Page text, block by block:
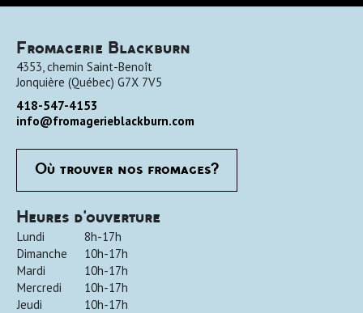
Fromagerie Blackburn
4353, chemin Saint-Benoît
Jonquière (Québec) G7X 7V5
418-547-4153
info@fromagerieblackburn.com
Où trouver nos fromages?
Heures d'ouverture
Lundi
8h-17h
Dimanche
10h-17h
Mardi
10h-17h
Mercredi
10h-17h
Jeudi
10h-17h